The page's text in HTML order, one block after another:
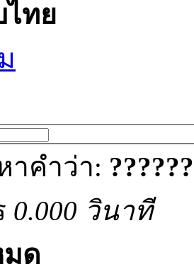
ไทย
าคำว่า:
0.000 วินาที
ด